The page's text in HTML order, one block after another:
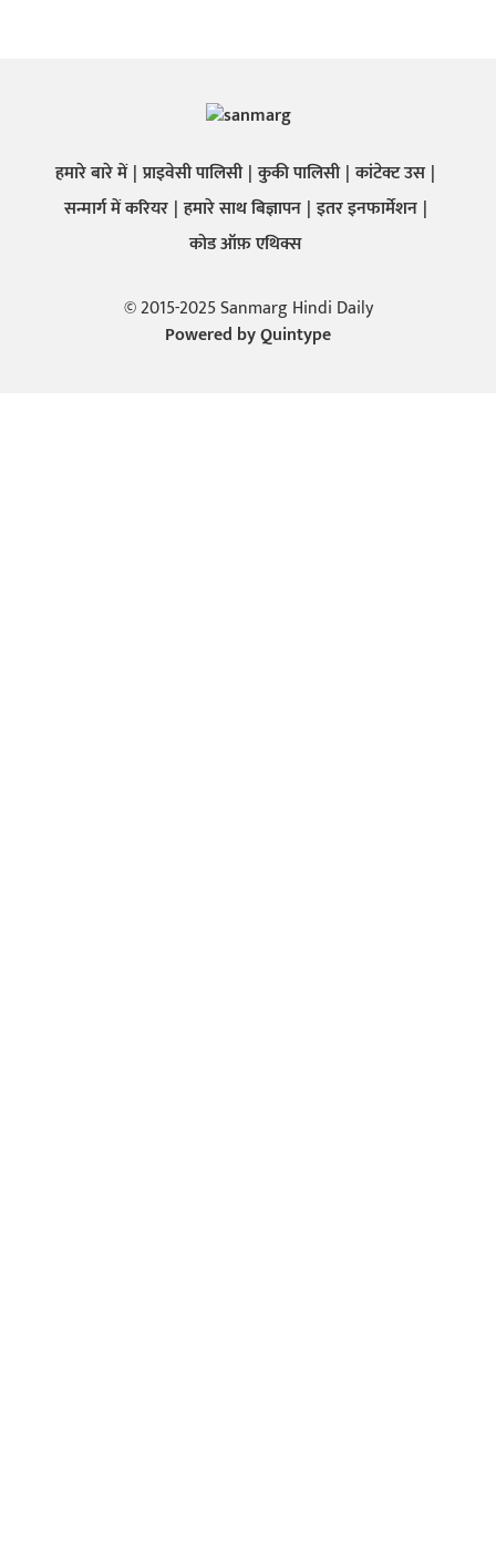
हमारे बारे में प्राइवेसी पालिसी कुकी पालिसी कांटेक्ट उस
सन्मार्ग में करियर हमारे साथ बिज्ञापन इतर इनफार्मेशन
कोड ऑफ़ एथिक्स
© 2015-2025 Sanmarg Hindi Daily
Powered byQuintype